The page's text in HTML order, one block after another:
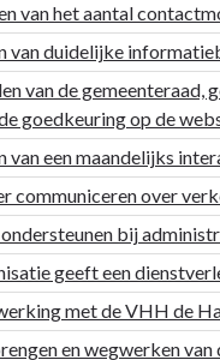
van het aantal
van duidelijke
van de gemeenteraad,
goedkeuring op de
van een maandelijks
communiceren over
bij
geeft een
met de VHH de
en wegwerken